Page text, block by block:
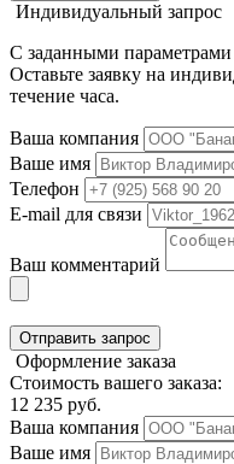
Индивидуальный запрос
С заданными параметрами
Оставьте заявку на
течение часа.
Ваша компания
Ваше имя
Телефон
E-mail для связи
Ваш комментарий
Отправить запрос
Оформление заказа
Стоимость вашего заказа:
12 235 руб.
Ваша компания
Ваше имя